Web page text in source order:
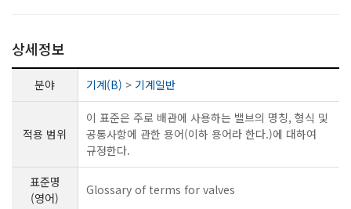
상세정보
분야 기계(B) > 기계일반
적용 범위
이 표준은 주로 배관에 사용하는 밸브의 명칭, 형식 및
공통사항에 관한 용어(이하 용어라 한다.)에 대하여
규정한다.
표준명
(영어)
Glossary of terms for valves